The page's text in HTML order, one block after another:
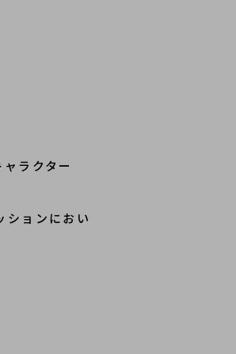
ラクター
ションにおい